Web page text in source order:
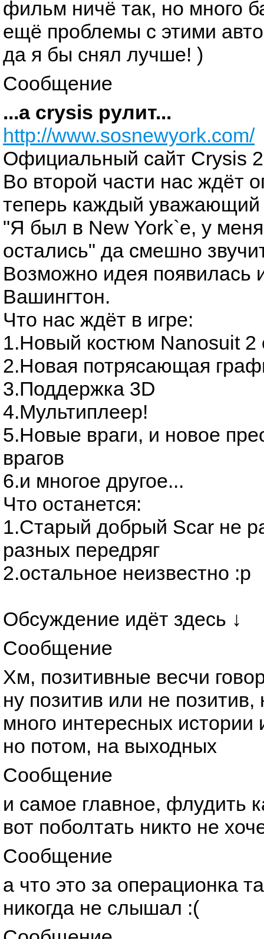
фильм ничё так, но много
ещё проблемы с этими
да я бы снял лучше! )
Сообщение
...а crysis рулит...
http://www.sosnewyork.com/
Официальный сайт Crysis 2
Во второй части нас ждёт
теперь каждый уважающий
"Я был в New York`е, у
остались" да смешно
Возможно идея появилась
Вашингтон.
Что нас ждёт в игре:
1.Новый костюм Nanosuit 2
2.Новая потрясающая
3.Поддержка 3D
4.Мультиплеер!
5.Новые враги, и новое
врагов
6.и многое другое...
Что останется:
1.Старый добрый Scar не
разных передряг
2.остальное неизвестно :р
Обсуждение идёт здесь ↓
Сообщение
Хм, позитивные весчи
ну позитив или не позитив,
много интересных истории
но потом, на выходных
Сообщение
и самое главное, флудить
вот поболтать никто не
Сообщение
а что это за операционка
никогда не слышал :(